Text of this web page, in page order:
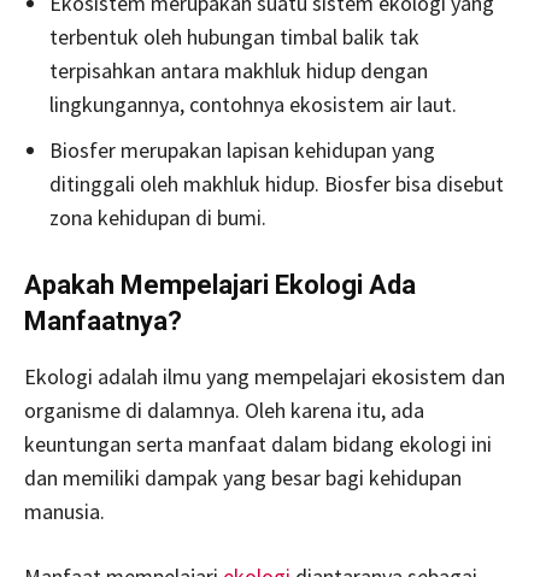
terbentuk oleh hubungan timbal balik tak
terpisahkan antara makhluk hidup dengan
lingkungannya, contohnya ekosistem air laut.
Biosfer merupakan lapisan kehidupan yang
ditinggali oleh makhluk hidup. Biosfer bisa disebut
zona kehidupan di bumi.
Apakah Mempelajari Ekologi Ada
Manfaatnya?
Ekologi adalah ilmu yang mempelajari ekosistem dan
organisme di dalamnya. Oleh karena itu, ada
keuntungan serta manfaat dalam bidang ekologi ini
dan memiliki dampak yang besar bagi kehidupan
manusia.